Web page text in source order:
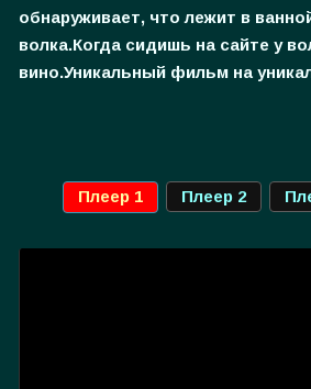
обнаруживает, что лежит в
волка.Когда сидишь на сайте у
вино.Уникальный фильм на
Плеер 1 Плеер 2